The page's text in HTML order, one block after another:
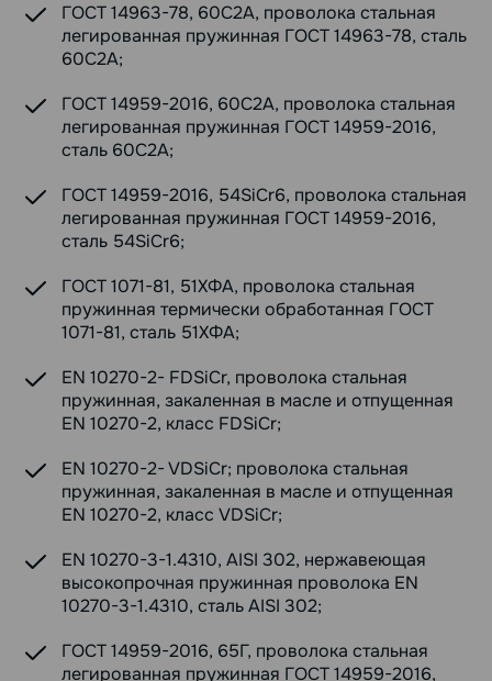
ГОСТ 14963-78, 60С2А, проволока стальная
легированная пружинная ГОСТ 14963-78, сталь
60С2А;
ГОСТ 14959-2016, 60С2А, проволока стальная
легированная пружинная ГОСТ 14959-2016,
сталь 60С2А;
ГОСТ 14959-2016, 54SiCr6, проволока стальная
легированная пружинная ГОСТ 14959-2016,
сталь 54SiCr6;
ГОСТ 1071-81, 51ХФА, проволока стальная
пружинная термически обработанная ГОСТ
1071-81, сталь 51ХФА;
EN 10270-2- FDSiCr, проволока стальная
пружинная, закаленная в масле и отпущенная
EN 10270-2, класс FDSiCr;
EN 10270-2- VDSiCr; проволока стальная
пружинная, закаленная в масле и отпущенная
EN 10270-2, класс VDSiCr;
EN 10270-3-1.4310, AISI 302, нержавеющая
высокопрочная пружинная проволока EN
10270-3-1.4310, сталь AISI 302;
ГОСТ 14959-2016, 65Г, проволока стальная
легированная пружинная ГОСТ 14959-2016,